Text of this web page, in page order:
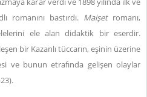
romanını bastırdı. Maişet romanı,
ele alan didaktik bir eserdir.
bir Kazanlı tüccarın, eşinin üzerine
ve bunun etrafında gelişen olaylar